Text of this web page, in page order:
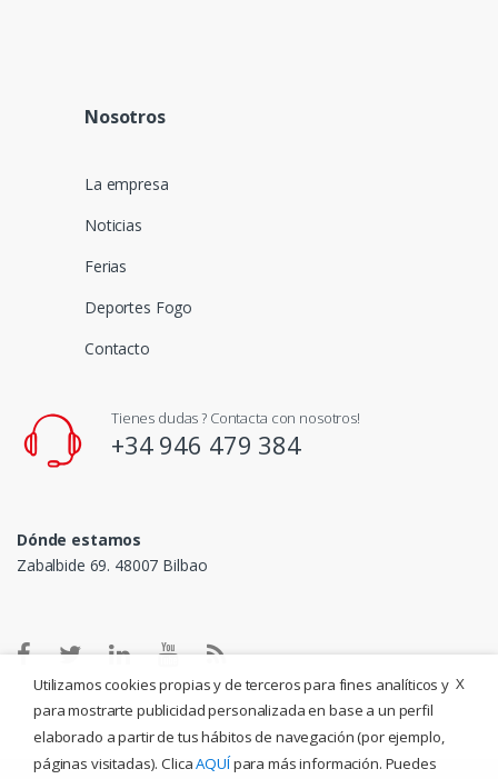
Nosotros
La empresa
Noticias
Ferias
Deportes Fogo
Contacto
Tienes dudas ? Contacta con nosotros!
+34 946 479 384
Dónde estamos
Zabalbide 69. 48007 Bilbao
X
Utilizamos cookies propias y de terceros para fines analíticos y
para mostrarte publicidad personalizada en base a un perfil
elaborado a partir de tus hábitos de navegación (por ejemplo,
páginas visitadas). ClicaAQUÍpara más información. Puedes